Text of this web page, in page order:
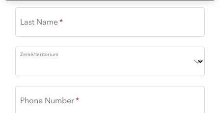
Last Name
Země/teritorium
Phone Number